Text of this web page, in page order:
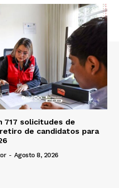
717 solicitudes de
de candidatos para
- Agosto 8, 2026